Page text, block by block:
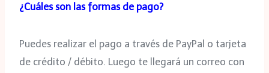
¿Cuáles son las formas de pago?
Puedes realizar el pago a través de PayPal o tarjeta
de crédito / débito. Luego te llegará un correo con